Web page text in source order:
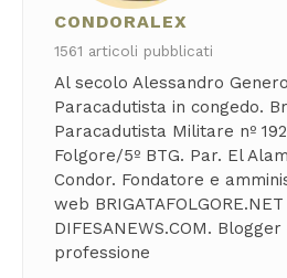
CONDORALEX
1561 articoli pubblicati
Al secolo Alessandro
Paracadutista in congedo.
Paracadutista Militare nº
Folgore/5º BTG. Par. El
Condor. Fondatore e
web
DIFESANEWS.COM.
professione